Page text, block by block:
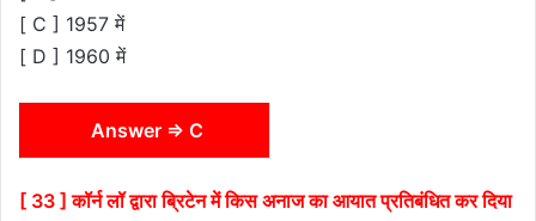
[ C ] 1957 में
[ D ] 1960 में
Answer ⇒ C
[ 33 ] कॉर्न लॉ द्वारा ब्रिटेन में किस अनाज का आयात प्रतिबंधित कर दिया